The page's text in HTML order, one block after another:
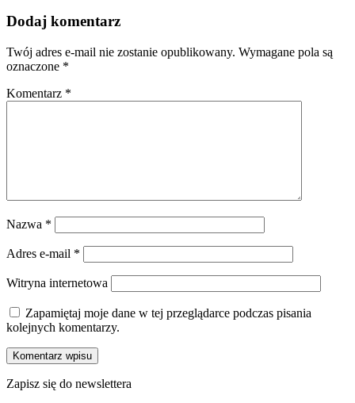
Dodaj komentarz
Twój adres e-mail nie zostanie opublikowany. Wymagane pola są
oznaczone *
Komentarz *
Nazwa *
Adres e-mail *
Witryna internetowa
Zapamiętaj moje dane w tej przeglądarce podczas pisania
kolejnych komentarzy.
Zapisz się do newslettera